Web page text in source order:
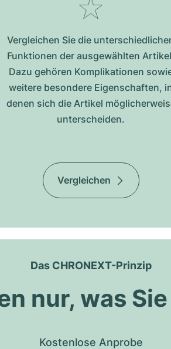
Vergleichen Sie die
Funktionen der ausgewählten
Dazu gehören Komplikationen
weitere besondere Eigenschaften,
denen sich die Artikel
unterscheiden.
Vergleichen
Das CHRONEXT-Prinzip
nur, was
Kostenlose Anprobe